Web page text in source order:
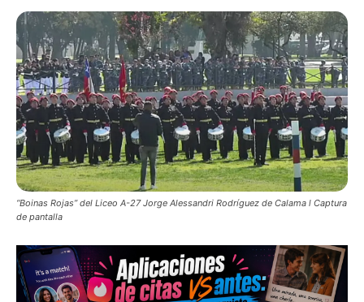
“Boinas Rojas” del Liceo A-27 Jorge Alessandri Rodríguez de Calama l Captura
de pantalla